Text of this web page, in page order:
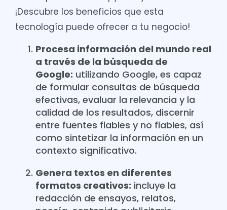
¡Descubre los beneficios que esta
tecnología puede ofrecer a tu negocio!
Procesa información del mundo real
a través de la búsqueda de
Google: utilizando Google, es capaz
de formular consultas de búsqueda
efectivas, evaluar la relevancia y la
calidad de los resultados, discernir
entre fuentes fiables y no fiables, así
como sintetizar la información en un
contexto significativo.
Genera textos en diferentes
formatos creativos: incluye la
redacción de ensayos, relatos,